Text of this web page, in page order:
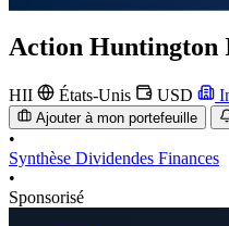
Action Huntington
HII États-Unis USD
Ajouter à mon portefeuille
•
Synthèse Dividendes Finances
•
Sponsorisé